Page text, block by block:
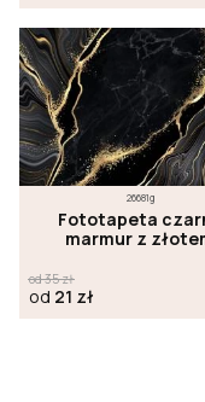
26681g
Fototapeta
marmur z
od35zł
od 21 zł